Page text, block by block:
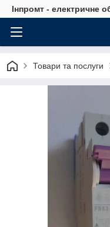
Інпромт - електричне
Товари та послуги